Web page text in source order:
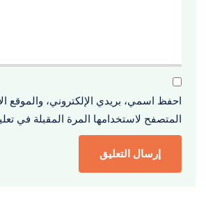
احفظ اسمي، بريدي الإلكتروني، والموقع
المتصفح لاستخدامها المرة المقبلة في